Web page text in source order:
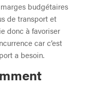
budgétaires
de transport et
donc à favoriser
car c’est
a besoin.